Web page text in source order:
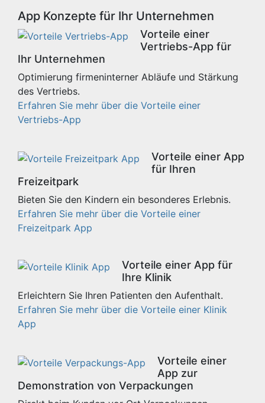
App Konzepte für Ihr Unternehmen
Vorteile einer
Vertriebs-App für
Ihr Unternehmen
Optimierung firmeninterner Abläufe und Stärkung
des Vertriebs.
Erfahren Sie mehr über die Vorteile einer
Vertriebs-App
Vorteile einer App
für Ihren
Freizeitpark
Bieten Sie den Kindern ein besonderes Erlebnis.
Erfahren Sie mehr über die Vorteile einer
Freizeitpark App
Vorteile einer App für
Ihre Klinik
Erleichtern Sie Ihren Patienten den Aufenthalt.
Erfahren Sie mehr über die Vorteile einer Klinik
App
Vorteile einer
App zur
Demonstration von Verpackungen